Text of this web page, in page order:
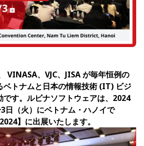
VINASA、VJC、JISA が毎年恒例の
ベトナムと日本の情報技術 (IT) ビジ
です。ルビナソフトウェアは、2024
日（火）にベトナム・ハノイで
】に出展いたします。